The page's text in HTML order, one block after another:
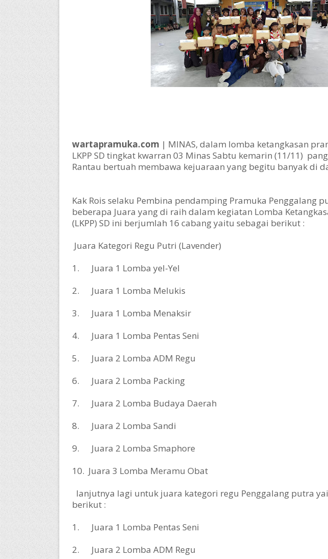
wartapramuka.com | MINAS, dalam lomba ketangkasan
LKPP SD tingkat kwarran 03 Minas Sabtu kemarin (11/11)
Rantau bertuah membawa kejuaraan yang begitu banyak di
Kak Rois selaku Pembina pendamping Pramuka Penggalang
beberapa Juara yang di raih dalam kegiatan Lomba
(LKPP) SD ini berjumlah 16 cabang yaitu sebagai berikut :
Juara Kategori Regu Putri (Lavender)
1. Juara 1 Lomba yel-Yel
2. Juara 1 Lomba Melukis
3. Juara 1 Lomba Menaksir
4. Juara 1 Lomba Pentas Seni
5. Juara 2 Lomba ADM Regu
6. Juara 2 Lomba Packing
7. Juara 2 Lomba Budaya Daerah
8. Juara 2 Lomba Sandi
9. Juara 2 Lomba Smaphore
10. Juara 3 Lomba Meramu Obat
lanjutnya lagi untuk juara kategori regu Penggalang putra
berikut :
1. Juara 1 Lomba Pentas Seni
2. Juara 2 Lomba ADM Regu